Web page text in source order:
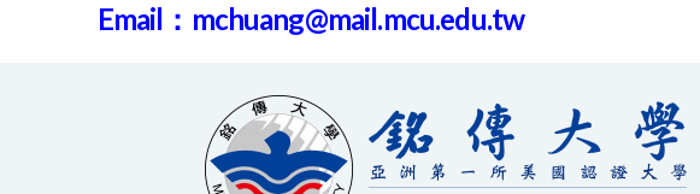
Email：mchuang@mail.mcu.edu.tw